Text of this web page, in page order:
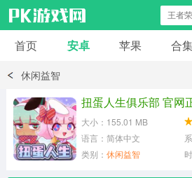
安卓应用
模拟经营
首页 安卓 苹果 合
休闲益智
扭蛋人生俱乐部 官网
大小：155.01 MB
语言：简体中文
类别： 休闲益智